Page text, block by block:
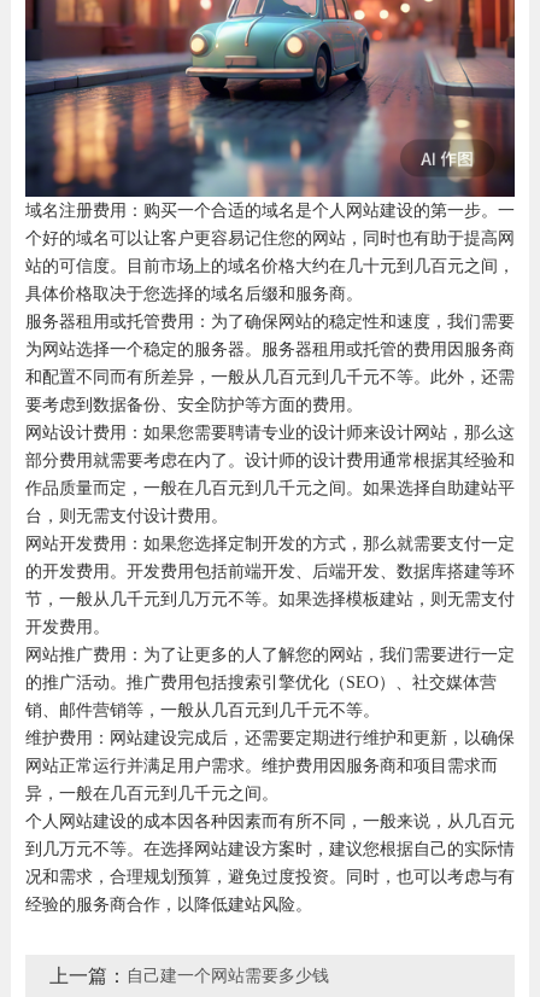
域名注册费用：购买一个合适的域名是个人网站建设的第一步。一
个好的域名可以让客户更容易记住您的网站，同时也有助于提高网
站的可信度。目前市场上的域名价格大约在几十元到几百元之间，
具体价格取决于您选择的域名后缀和服务商。
服务器租用或托管费用：为了确保网站的稳定性和速度，我们需要
为网站选择一个稳定的服务器。服务器租用或托管的费用因服务商
和配置不同而有所差异，一般从几百元到几千元不等。此外，还需
要考虑到数据备份、安全防护等方面的费用。
网站设计费用：如果您需要聘请专业的设计师来设计网站，那么这
部分费用就需要考虑在内了。设计师的设计费用通常根据其经验和
作品质量而定，一般在几百元到几千元之间。如果选择自助建站平
台，则无需支付设计费用。
网站开发费用：如果您选择定制开发的方式，那么就需要支付一定
的开发费用。开发费用包括前端开发、后端开发、数据库搭建等环
节，一般从几千元到几万元不等。如果选择模板建站，则无需支付
开发费用。
网站推广费用：为了让更多的人了解您的网站，我们需要进行一定
的推广活动。推广费用包括搜索引擎优化（SEO）、社交媒体营
销、邮件营销等，一般从几百元到几千元不等。
维护费用：网站建设完成后，还需要定期进行维护和更新，以确保
网站正常运行并满足用户需求。维护费用因服务商和项目需求而
异，一般在几百元到几千元之间。
个人网站建设的成本因各种因素而有所不同，一般来说，从几百元
到几万元不等。在选择网站建设方案时，建议您根据自己的实际情
况和需求，合理规划预算，避免过度投资。同时，也可以考虑与有
经验的服务商合作，以降低建站风险。
上一篇： 自己建一个网站需要多少钱